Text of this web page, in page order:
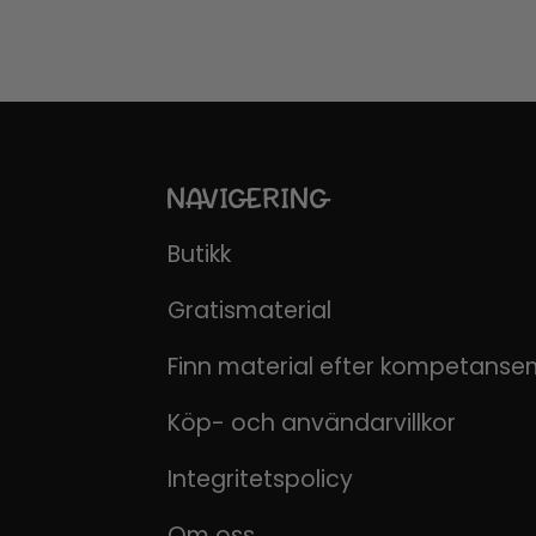
NAVIGERING
Butikk
Gratismaterial
Finn material efter
Köp- och användarvillkor
Integritetspolicy